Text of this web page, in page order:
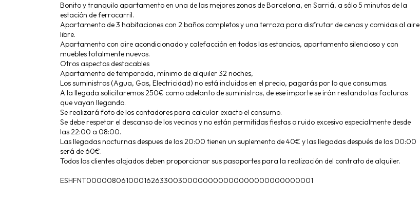
Bonito y tranquilo apartamento en una de las mejores zonas de Barcelona, en Sarriá, a sólo 5 minutos de la
estación de ferrocarril.
Apartamento de 3 habitaciones con 2 baños completos y una terraza para disfrutar de cenas y comidas al aire
libre.
Apartamento con aire acondicionado y calefacción en todas las estancias, apartamento silencioso y con
muebles totalmente nuevos.
Otros aspectos destacables
Apartamento de temporada, mínimo de alquiler 32 noches,
Los suministros (Agua, Gas, Electricidad) no está incluidos en el precio, pagarás por lo que consumas.
A la llegada solicitaremos 250€ como adelanto de suministros, de ese importe se irán restando las facturas
que vayan llegando.
Se realizará foto de los contadores para calcular exacto el consumo.
Se debe respetar el descanso de los vecinos y no están permitidas fiestas o ruido excesivo especialmente desde
las 22:00 a 08:00.
Las llegadas nocturnas despues de las 20:00 tienen un suplemento de 40€ y las llegadas después de las 00:00
será de 60€.
Todos los clientes alojados deben proporcionar sus pasaportes para la realización del contrato de alquiler.
ESHFNT00000806100016263300300000000000000000000000001